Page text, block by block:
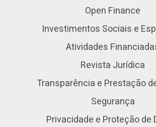
Open Finance
Investimentos Sociais e
Atividades
Revista Jurídica
Transparência e Prestação
Segurança
Privacidade e Proteção de